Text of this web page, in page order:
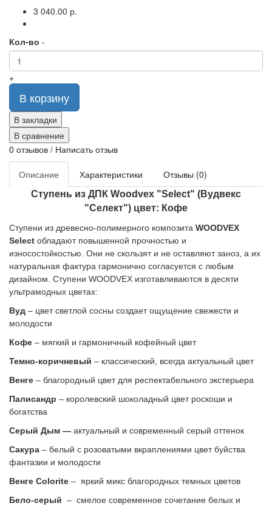
3 040.00 р.
Кол-во -
+
В корзину
В закладки
В сравнение
0 отзывов / Написать отзыв
Описание Характеристики Отзывы (0)
Ступень из ДПК Woodvex "Select" (Вудвекс
"Селект") цвет: Кофе
Ступени из древесно-полимерного композита WOODVEX
Select обладают повышенной прочностью и
износостойкостью. Они не скользят и не оставляют заноз, а их
натуральная фактура гармонично согласуется с любым
дизайном. Ступени WOODVEX изготавливаются в десяти
ультрамодных цветах:
Вуд – цвет светлой сосны создает ощущение свежести и
молодости
Кофе – мягкий и гармоничный кофейный цвет
Темно-коричневый – классический, всегда актуальный цвет
Венге – благородный цвет для респектабельного экстерьера
Палисандр – королевский шоколадный цвет роскоши и
богатства
Серый Дым — актуальный и современный серый оттенок
Сакура – белый с розоватыми вкраплениями цвет буйства
фантазии и молодости
Венге Colorite – яркий микс благородных темных цветов
Бело-серый – смелое современное сочетание белых и